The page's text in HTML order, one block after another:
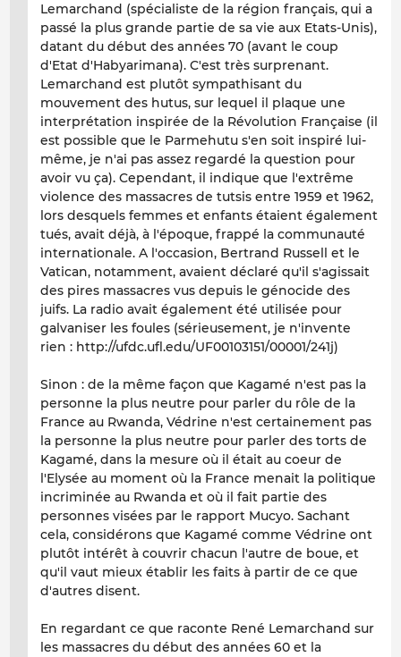
Lemarchand (spécialiste de la région français, qui a
passé la plus grande partie de sa vie aux Etats-Unis),
datant du début des années 70 (avant le coup
d'Etat d'Habyarimana). C'est très surprenant.
Lemarchand est plutôt sympathisant du
mouvement des hutus, sur lequel il plaque une
interprétation inspirée de la Révolution Française (il
est possible que le Parmehutu s'en soit inspiré lui-
même, je n'ai pas assez regardé la question pour
avoir vu ça). Cependant, il indique que l'extrême
violence des massacres de tutsis entre 1959 et 1962,
lors desquels femmes et enfants étaient également
tués, avait déjà, à l'époque, frappé la communauté
internationale. A l'occasion, Bertrand Russell et le
Vatican, notamment, avaient déclaré qu'il s'agissait
des pires massacres vus depuis le génocide des
juifs. La radio avait également été utilisée pour
galvaniser les foules (sérieusement, je n'invente
rien : http://ufdc.ufl.edu/UF00103151/00001/241j)
Sinon : de la même façon que Kagamé n'est pas la
personne la plus neutre pour parler du rôle de la
France au Rwanda, Védrine n'est certainement pas
la personne la plus neutre pour parler des torts de
Kagamé, dans la mesure où il était au coeur de
l'Elysée au moment où la France menait la politique
incriminée au Rwanda et où il fait partie des
personnes visées par le rapport Mucyo. Sachant
cela, considérons que Kagamé comme Védrine ont
plutôt intérêt à couvrir chacun l'autre de boue, et
qu'il vaut mieux établir les faits à partir de ce que
d'autres disent.
En regardant ce que raconte René Lemarchand sur
les massacres du début des années 60 et la